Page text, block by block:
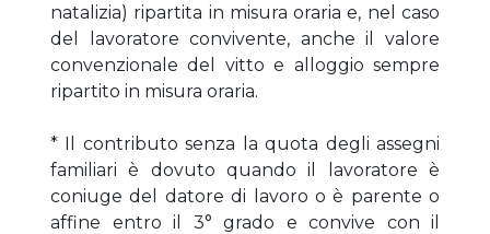
natalizia) ripartita in misura oraria e, nel caso
del lavoratore convivente, anche il valore
convenzionale del vitto e alloggio sempre
ripartito in misura oraria.
* Il contributo senza la quota degli assegni
familiari è dovuto quando il lavoratore è
coniuge del datore di lavoro o è parente o
affine entro il 3° grado e convive con il